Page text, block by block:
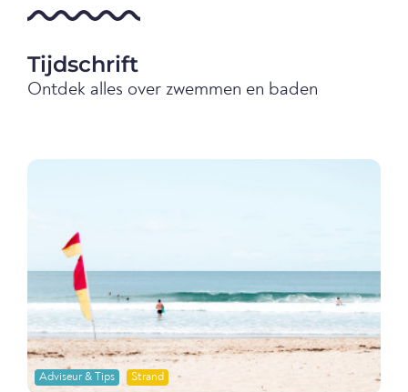
Tijdschrift
Ontdek alles over zwemmen en baden
Adviseur & Tips Strand